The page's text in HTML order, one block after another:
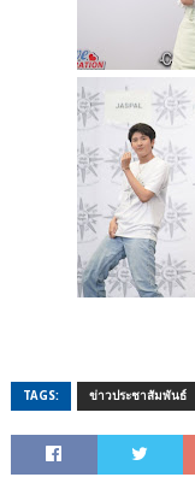
TAGS: ข่าวประชาสัมพันธ์